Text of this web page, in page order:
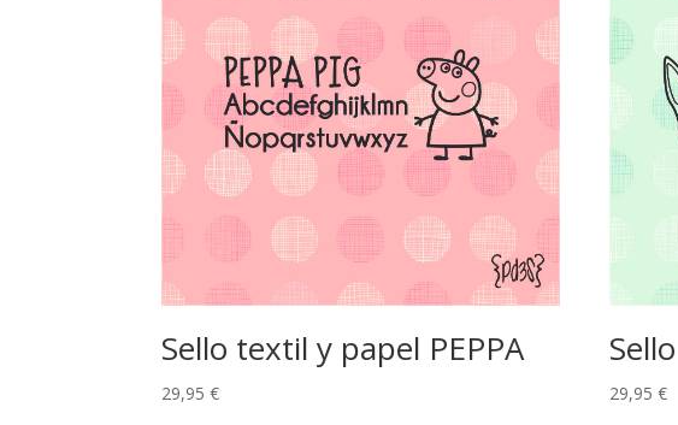
Sello textil y papel PEPPA
29,95€ 29,95 €